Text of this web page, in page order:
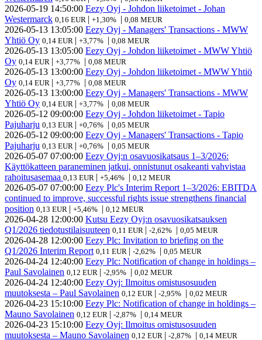
2026-05-19 14:50:00 Eezy Oyj - Johdon liiketoimet - Johan
Westermarck 0,16 EUR | +1,30% | 0,08 MEUR
2026-05-13 13:05:00 Eezy Oyj - Managers' Transactions - MWW
Yhtiö Oy 0,14 EUR | +3,77% | 0,08 MEUR
2026-05-13 13:05:00 Eezy Oyj - Johdon liiketoimet - MWW Yhtiö
Oy 0,14 EUR | +3,77% | 0,08 MEUR
2026-05-13 13:00:00 Eezy Oyj - Johdon liiketoimet - MWW Yhtiö
Oy 0,14 EUR | +3,77% | 0,08 MEUR
2026-05-13 13:00:00 Eezy Oyj - Managers' Transactions - MWW
Yhtiö Oy 0,14 EUR | +3,77% | 0,08 MEUR
2026-05-12 09:00:00 Eezy Oyj - Johdon liiketoimet - Tapio
Pajuharju 0,13 EUR | +0,76% | 0,05 MEUR
2026-05-12 09:00:00 Eezy Oyj - Managers' Transactions - Tapio
Pajuharju 0,13 EUR | +0,76% | 0,05 MEUR
2026-05-07 07:00:00 Eezy Oyj:n osavuosikatsaus 1–3/2026:
Käyttökatteen paraneminen jatkui, onnistunut osakeanti vahvistaa
rahoitusasemaa 0,13 EUR | +5,46% | 0,12 MEUR
2026-05-07 07:00:00 Eezy Plc's Interim Report 1–3/2026: EBITDA
continued to improve, successful rights issue strengthens financial
position 0,13 EUR | +5,46% | 0,12 MEUR
2026-04-28 12:00:00 Kutsu Eezy Oyj:n osavuosikatsauksen
Q1/2026 tiedotustilaisuuteen 0,11 EUR | -2,62% | 0,05 MEUR
2026-04-28 12:00:00 Eezy Plc: Invitation to briefing on the
Q1/2026 Interim Report 0,11 EUR | -2,62% | 0,05 MEUR
2026-04-24 12:40:00 Eezy Plc: Notification of change in holdings –
Paul Savolainen 0,12 EUR | -2,95% | 0,02 MEUR
2026-04-24 12:40:00 Eezy Oyj: Ilmoitus omistusosuuden
muutoksesta – Paul Savolainen 0,12 EUR | -2,95% | 0,02 MEUR
2026-04-23 15:10:00 Eezy Plc: Notification of change in holdings –
Mauno Savolainen 0,12 EUR | -2,87% | 0,14 MEUR
2026-04-23 15:10:00 Eezy Oyj: Ilmoitus omistusosuuden
muutoksesta – Mauno Savolainen 0,12 EUR | -2,87% | 0,14 MEUR